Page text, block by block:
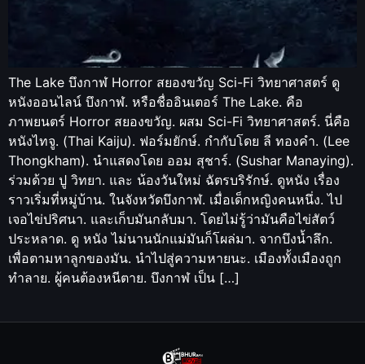
The Lake บึงกาฬ Horror สยองขวัญ Sci-Fi วิทยาศาสตร์ ดู
หนังออนไลน์ บึงกาฬ. หรือชื่ออินเตอร์ The Lake. คือ
ภาพยนตร์ Horror สยองขวัญ. ผสม Sci-Fi วิทยาศาสตร์. นี่คือ
หนังไทจู. (Thai Kaiju). ฟอร์มยักษ์. กำกับโดย ลี ทองคำ. (Lee
Thongkham). นำแสดงโดย ออม สุชาร์. (Sushar Manaying).
ร่วมด้วย ปู วิทยา. และ น้องวันใหม่ ฉัตรบริรักษ์. ดูหนัง เรื่อง
ราวเริ่มที่หมู่บ้าน. ในจังหวัดบึงกาฬ. เมื่อเด็กหญิงคนหนึ่ง. ไป
เจอไข่ปริศนา. และเก็บมันกลับมา. โดยไม่รู้ว่ามันคือไข่สัตว์
ประหลาด. ดู หนัง ไม่นานนักแม่มันก็โผล่มา. จากบึงน้ำลึก.
เพื่อตามหาลูกของมัน. นำไปสู่ความหายนะ. เมืองทั้งเมืองถูก
ทำลาย. ผู้คนต้องหนีตาย. บึงกาฬ เป็น […]